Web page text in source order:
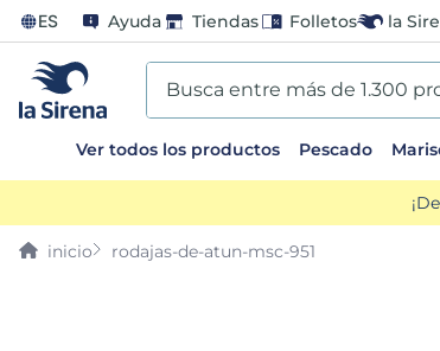
ES Ayuda Tiendas Folletos la
Busca entre más de 1.300
Ver todos los productos Pescado
rodajas-de-atun-msc-951
TÉRMINOS MÁS BUSCADOS
1. helados sirena